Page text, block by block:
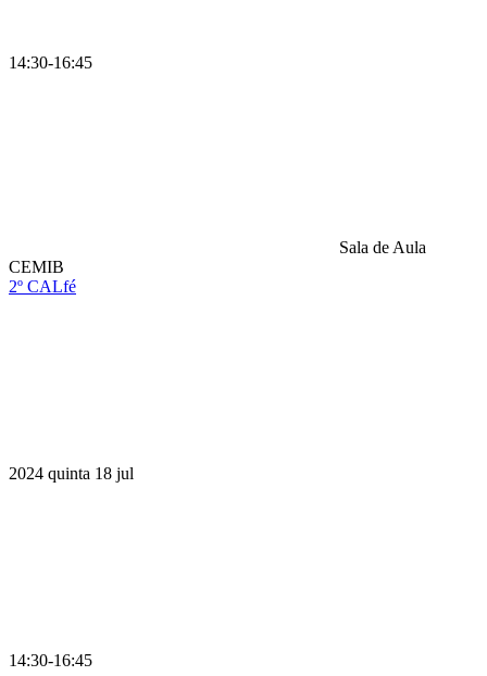
14:30-16:45
Sala de Aula
CEMIB
2º CALfé
2024 quinta 18 jul
14:30-16:45